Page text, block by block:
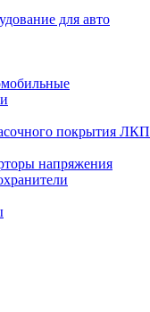
для авто
покрытия ЛКП
напряжения